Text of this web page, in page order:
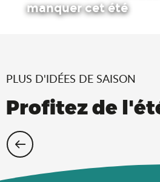
manquer cet été
PLUS D'IDÉES DE SAISON
Profitez de
Cet été, échappez-vous